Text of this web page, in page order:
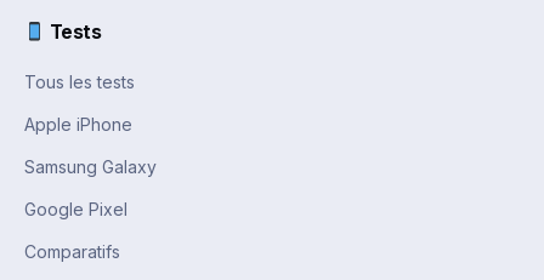
Tests
Tous les tests
Apple iPhone
Samsung Galaxy
Google Pixel
Comparatifs